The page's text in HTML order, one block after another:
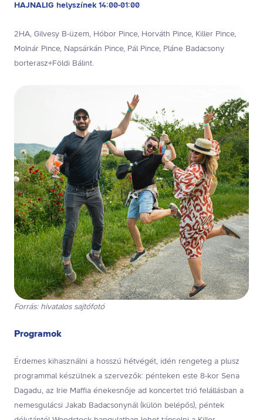
HAJNALIG helyszínek 14:00-01:00
2HA, Gilvesy B-üzem, Hóbor Pince, Horváth Pince, Killer Pince,
Molnár Pince, Napsárkán Pince, Pál Pince, Pláne Badacsony
borterasz+Földi Bálint.
Forrás: hivatalos sajtófotó
Programok
Érdemes kihasználni a hosszú hétvégét, idén rengeteg a plusz
programmal készülnek a szervezők: pénteken este 8-kor Sena
Dagadu, az Irie Maffia énekesnője ad koncertet trió felállásban a
nemesgulácsi Jakab Badacsonynál (külön belépős), péntek